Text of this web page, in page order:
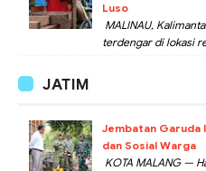
Luso
MALINAU,
terdengar di lokasi
JATIM
Jembatan Garuda
dan Sosial Warga
KOTA MALANG —